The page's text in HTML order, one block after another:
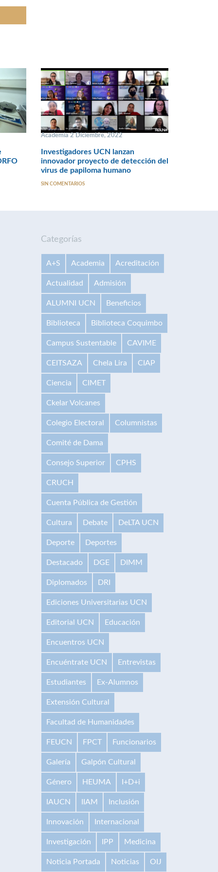
Academia 2 Diciembre, 2022
Investigadores UCN lanzan
innovador proyecto de detección del
virus de papiloma humano
SIN COMENTARIOS
Categorías
A+S Academia Acreditación
Actualidad Admisión
ALUMNI UCN Beneficios
Biblioteca Biblioteca Coquimbo
Campus Sustentable CAVIME
CEITSAZA Chela Lira CIAP
Ciencia CIMET
Ckelar Volcanes
Colegio Electoral Columnistas
Comité de Dama
Consejo Superior CPHS
CRUCH
Cuenta Pública de Gestión
Cultura Debate DeLTA UCN
Deporte Deportes
Destacado DGE DIMM
Diplomados DRI
Ediciones Universitarias UCN
Editorial UCN Educación
Encuentros UCN
Encuéntrate UCN Entrevistas
Estudiantes Ex-Alumnos
Extensión Cultural
Facultad de Humanidades
FEUCN FPCT Funcionarios
Galería Galpón Cultural
Género HEUMA I+D+i
IAUCN IIAM Inclusión
Innovación Internacional
Investigación IPP Medicina
Noticia Portada Noticias OIJ